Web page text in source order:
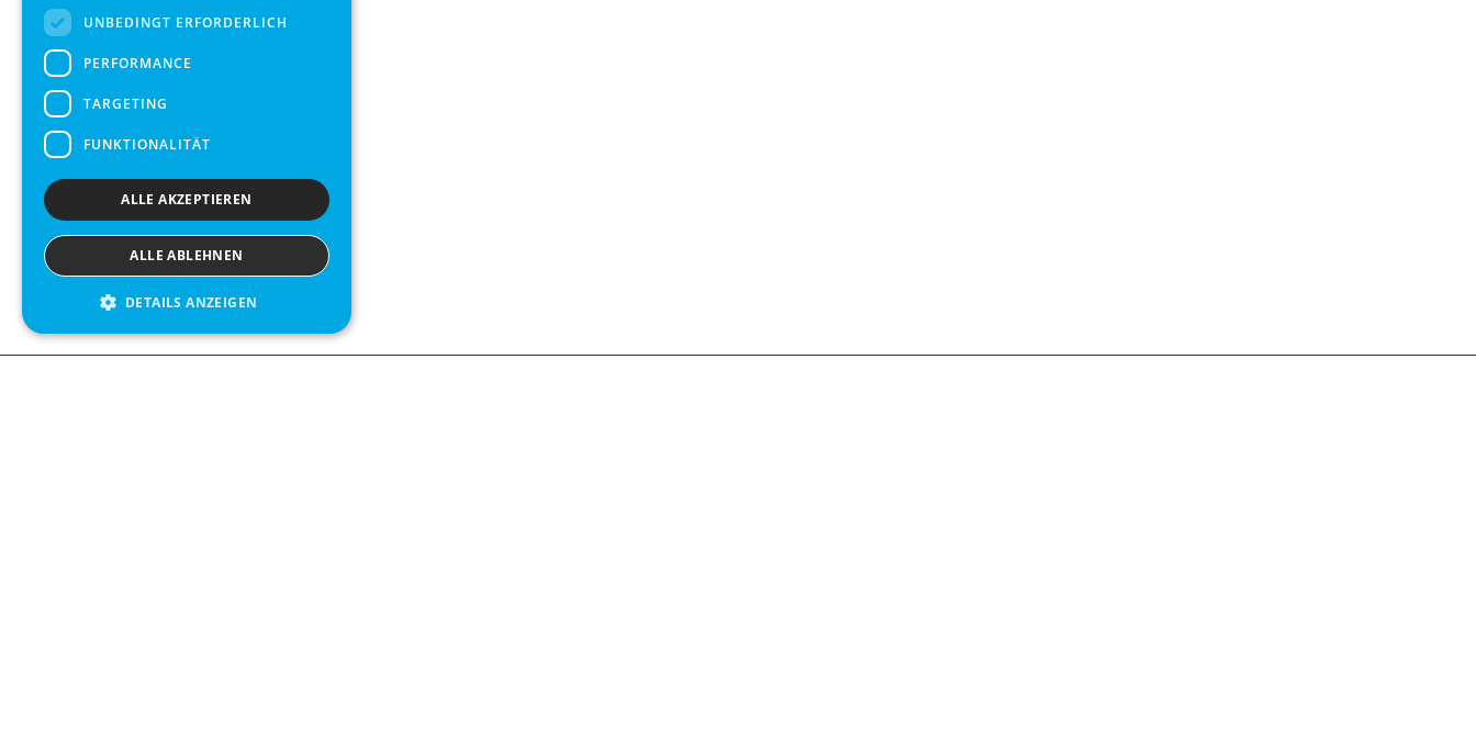
UNBEDINGT ERFORDERLICH
PERFORMANCE
TARGETING
FUNKTIONALITÄT
ALLE AKZEPTIEREN
ALLE ABLEHNEN
DETAILS ANZEIGEN